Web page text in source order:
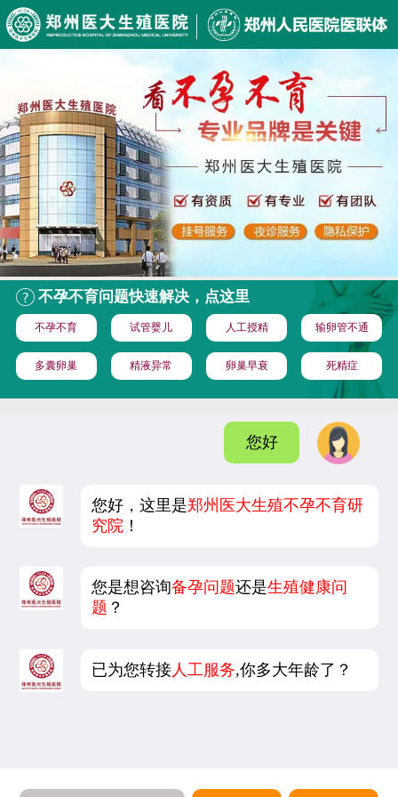
不孕不育问题快速解决，点这里
不孕不育 试管婴儿 人工授精 输卵管不通
多囊卵巢 精液异常 卵巢早衰 死精症
您好
您好，这里是郑州医大生殖不孕不育研
究院 ！
您是想咨询备孕问题还是生殖健康问
题 ？
已为您转接 人工服务,你多大年龄了？